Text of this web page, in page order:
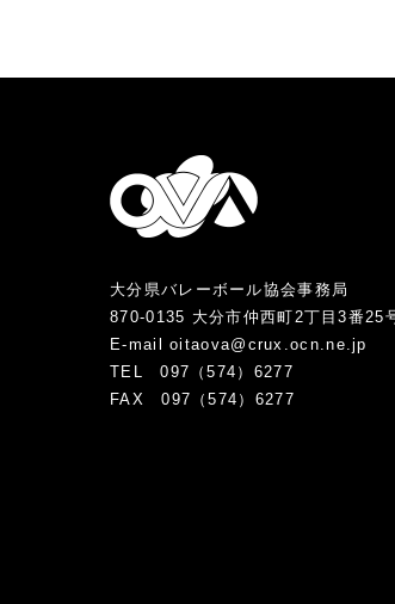
大分県バレーボール協会事務局
870-0135 大分市仲西町2丁目3番
E-mail oitaova@crux.ocn.ne.jp
TEL 097（574）6277
FAX 097（574）6277